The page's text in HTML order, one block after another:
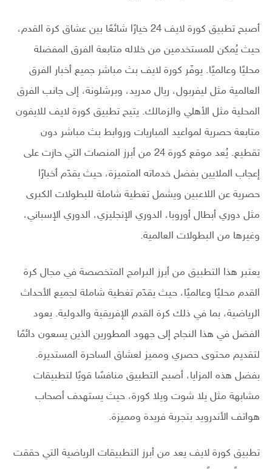
أصبح تطبيق كورة لايف 24 خيارًا شائعًا بين عشاق كرة القدم،
حيث يُمكن للمستخدمين من خلاله متابعة الفرق المفضلة
محليًا وعالميًا. يوفّر كورة لايف بث مباشر جميع أخبار الفرق
العالمية مثل ليفربول، ريال مدريد، وبرشلونة، إلى جانب الفرق
المحلية مثل الأهلي والزمالك. يتيح تطبيق كورة لايف للايفون
متابعة حصرية لمواعيد المباريات وروابط بث مباشر دون
تقطيع. يُعد موقع كورة 24 من أبرز المنصات التي حازت على
إعجاب الملايين بفضل خدماته المتميزة، حيث يقدّم أخبارًا
حصرية عن اللاعبين ويشمل تغطية شاملة للبطولات الكبرى
مثل دوري أبطال أوروبا، الدوري الإنجليزي، الدوري الإسباني،
وغيرها من البطولات العالمية.
يعتبر هذا التطبيق من أبرز البرامج المتخصصة في مجال كرة
القدم محليًا وعالميًا، حيث يقدّم تغطية شاملة لجميع الأحداث
الرياضية، بما في ذلك كرة القدم الإفريقية والدولية. يعود
الفضل في هذا النجاح إلى جهود المطورين الذين يسعون دائمًا
لتقديم محتوى حصري ومميز لعشاق الساحرة المستديرة.
بفضل هذه المزايا، أصبح التطبيق منافسًا قويًا لتطبيقات
مشابهة مثل يلا شوت ويلا كورة، حيث يستهدف أصحاب
هواتف الأندرويد بتجربة فريدة ومميزة.
تطبيق كورة لايف يعد من أبرز التطبيقات الرياضية التي حققت